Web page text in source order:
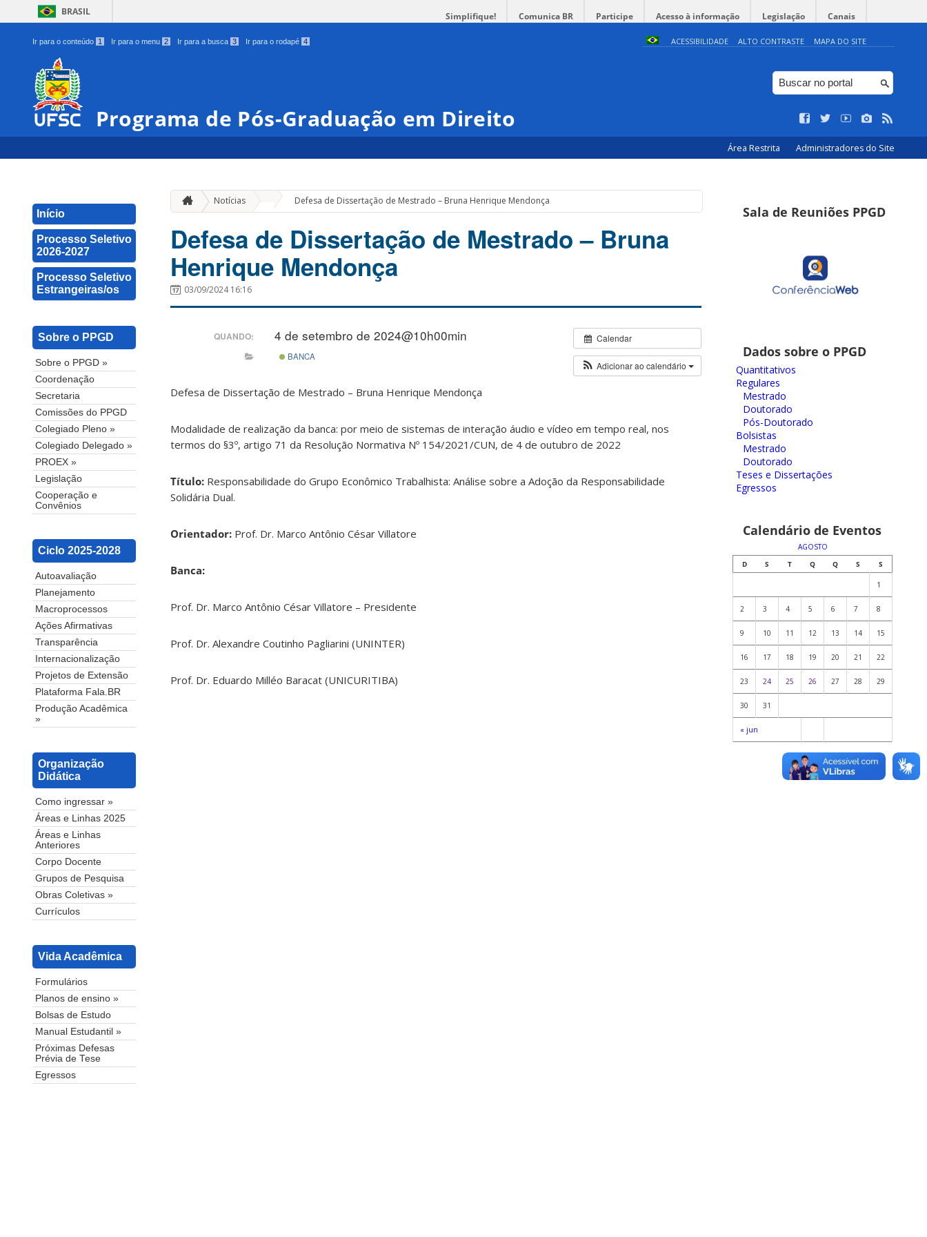
BRASIL Simplifique! Comunica BR Participe Acesso à informação Legislação Canais
Ir para o conteúdo 1 Ir para o menu 2 Ir para a busca 3 Ir para o rodapé 4 ACESSIBILIDADE ALTO CONTRASTE MAPA DO SITE
Programa de Pós-Graduação em Direito
Área Restrita Administradores do Site
Início
Processo Seletivo
2026-2027
Processo Seletivo
Estrangeiras/os
Sobre o PPGD
Sobre o PPGD »
Coordenação
Secretaria
Comissões do PPGD
Colegiado Pleno »
Colegiado Delegado »
PROEX »
Legislação
Cooperação e
Convênios
Ciclo 2025-2028
Autoavaliação
Planejamento
Macroprocessos
Ações Afirmativas
Transparência
Internacionalização
Projetos de Extensão
Plataforma Fala.BR
Produção Acadêmica
»
Organização
Didática
Como ingressar »
Áreas e Linhas 2025
Áreas e Linhas
Anteriores
Corpo Docente
Grupos de Pesquisa
Obras Coletivas »
Currículos
Vida Acadêmica
Formulários
Planos de ensino »
Bolsas de Estudo
Manual Estudantil »
Próximas Defesas
Prévia de Tese
Egressos
Notícias Defesa de Dissertação de Mestrado – Bruna Henrique Mendonça
Defesa de Dissertação de Mestrado – Bruna
Henrique Mendonça
03/09/2024 16:16
Calendar
Adicionar ao calendário
QUANDO: 4 de setembro de 2024@10h00min
BANCA
Defesa de Dissertação de Mestrado – Bruna Henrique Mendonça
Modalidade de realização da banca: por meio de sistemas de interação áudio e vídeo em tempo real, nos
termos do §3º, artigo 71 da Resolução Normativa Nº 154/2021/CUN, de 4 de outubro de 2022
Título: Responsabilidade do Grupo Econômico Trabalhista: Análise sobre a Adoção da Responsabilidade
Solidária Dual.
Orientador: Prof. Dr. Marco Antônio César Villatore
Banca:
Prof. Dr. Marco Antônio César Villatore – Presidente
Prof. Dr. Alexandre Coutinho Pagliarini (UNINTER)
Prof. Dr. Eduardo Milléo Baracat (UNICURITIBA)
Sala de Reuniões PPGD
Dados sobre o PPGD
Quantitativos
Regulares
Mestrado
Doutorado
Pós-Doutorado
Bolsistas
Mestrado
Doutorado
Teses e Dissertações
Egressos
Calendário de Eventos
AGOSTO
D
S T Q Q S S
« jun
1
2 3 4 5 6 7 8
9 10 11 12 13 14 15
16 17 18 19 20 21 22
23 24 25 26 27 28 29
30 31